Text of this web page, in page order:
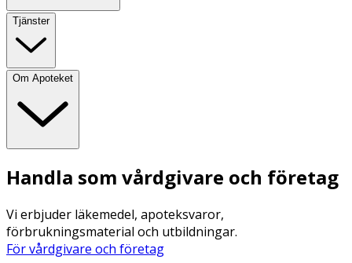
Tjänster
Om Apoteket
Handla som vårdgivare och företag
Vi erbjuder läkemedel, apoteksvaror,
förbrukningsmaterial och utbildningar.
För vårdgivare och företag